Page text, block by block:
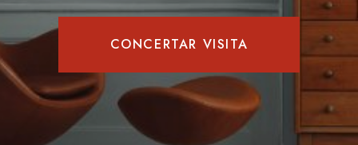
CONCERTAR VISITA